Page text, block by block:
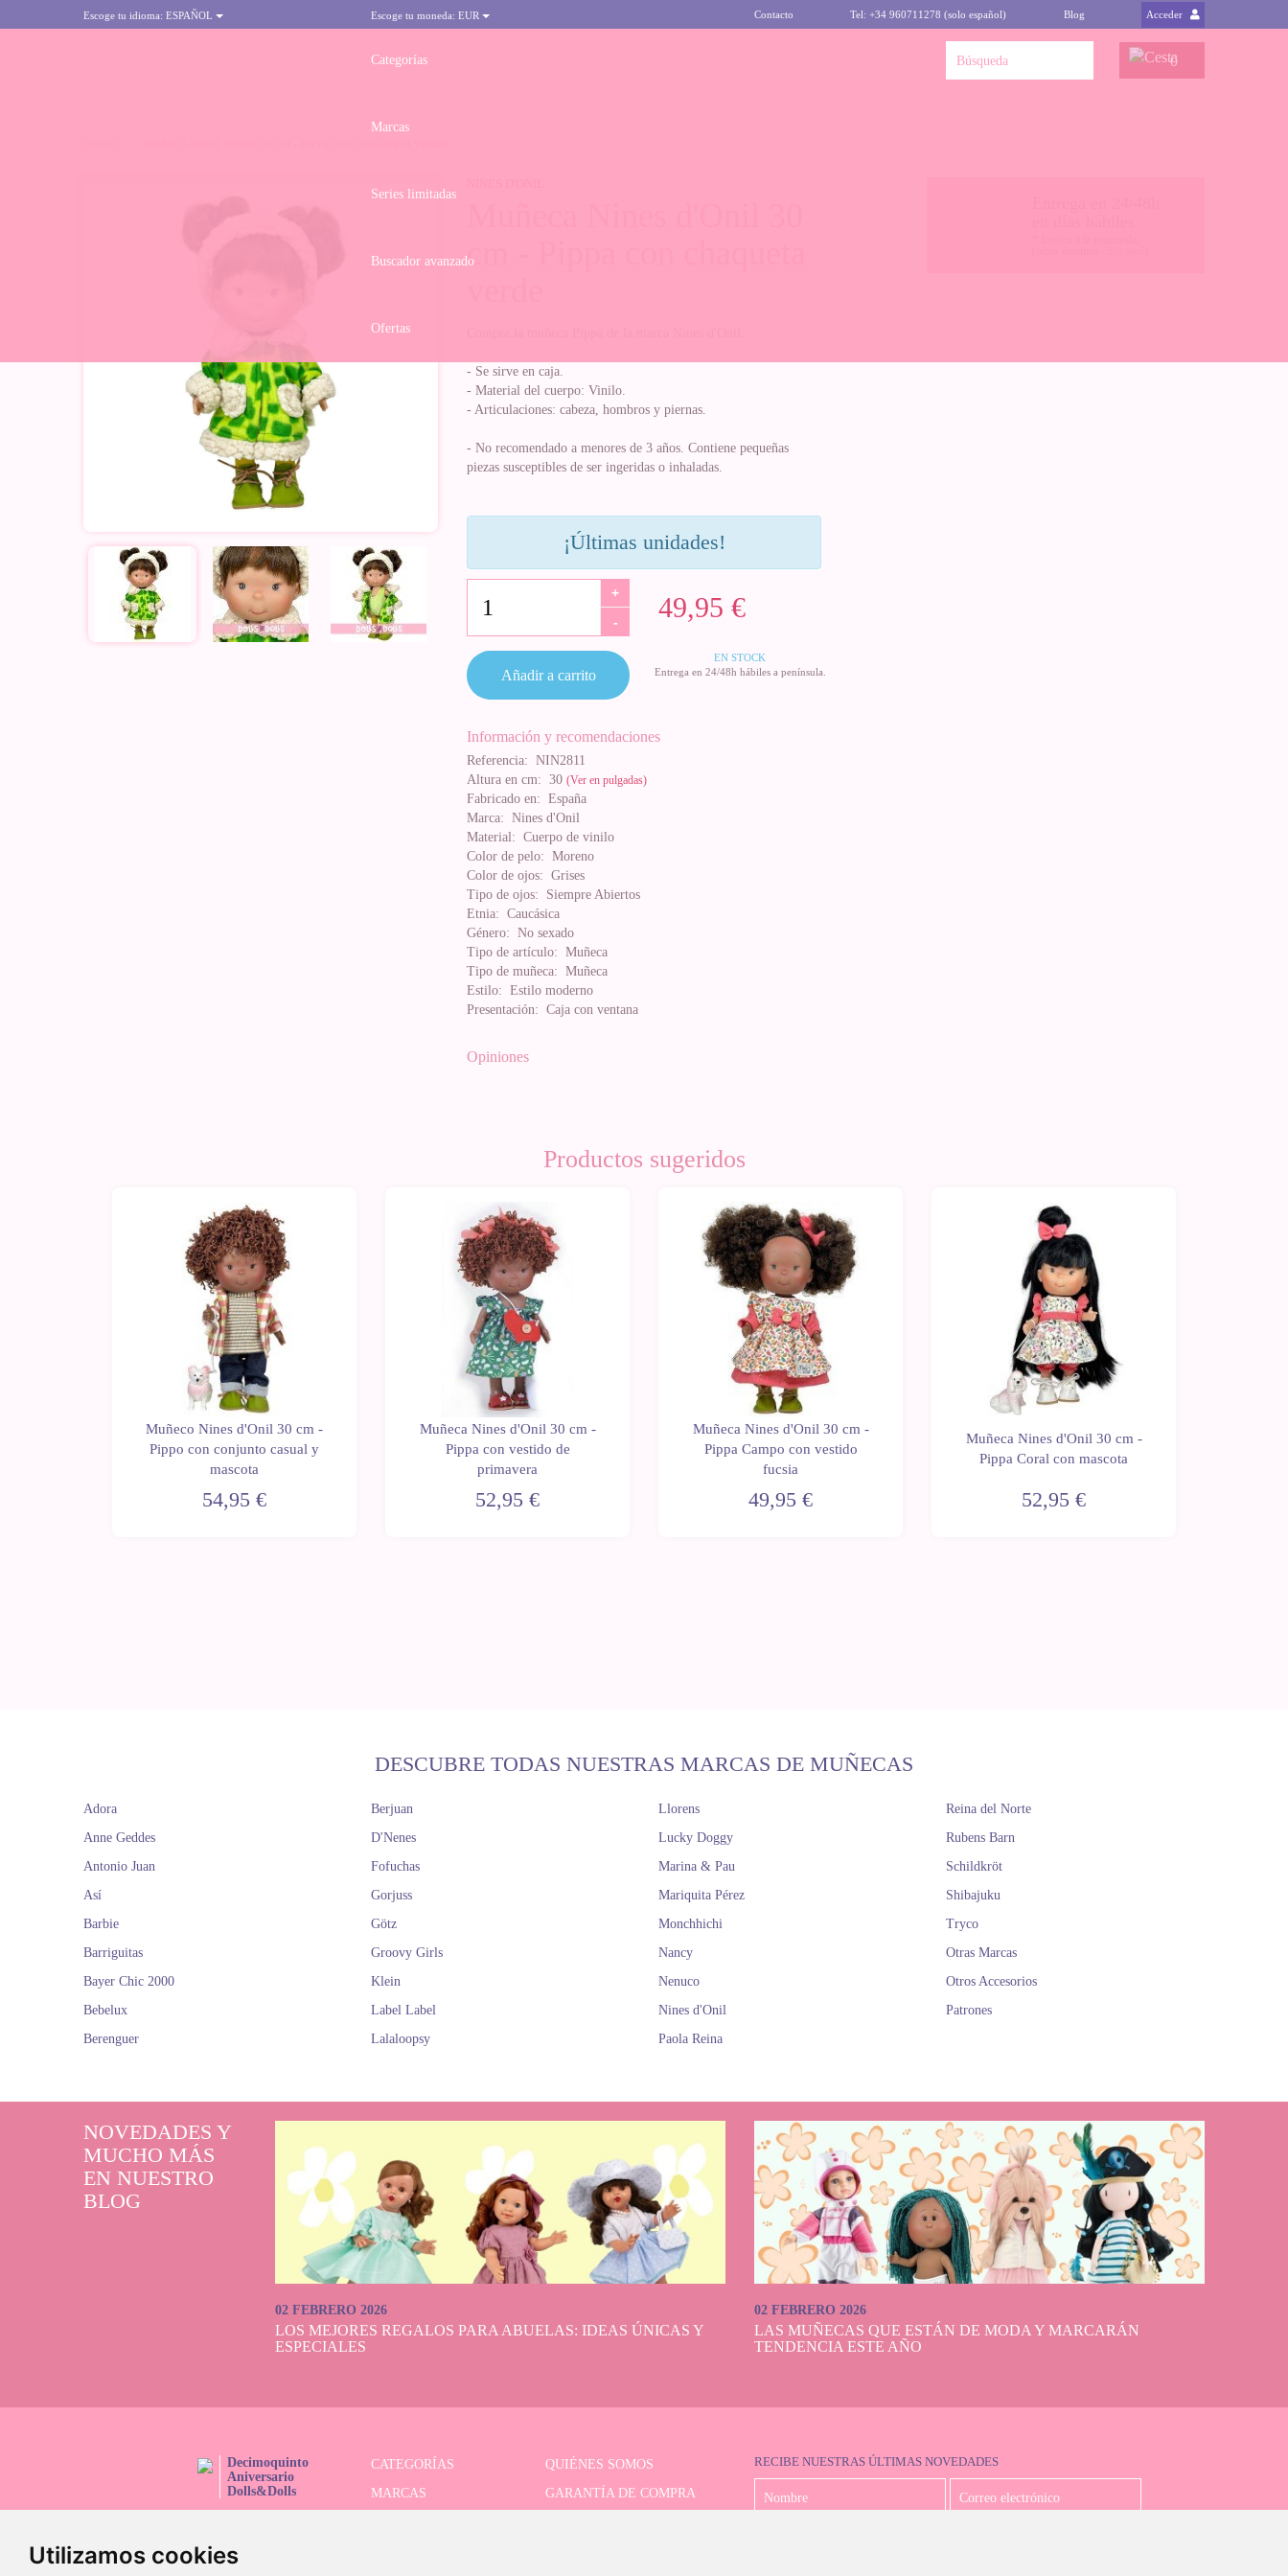
Utilizamos cookies
Escoge tu idioma: ESPAÑOL Escoge tu moneda: EUR Contacto Tel: +34 960711278 (solo español) Blog Acceder
Categorías
Marcas
Series limitadas
Buscador avanzado
Ofertas
0
cm - Pippa con chaqueta
- Se sirve en caja.
- Material del cuerpo: Vinilo.
- Articulaciones: cabeza, hombros y piernas.
- No recomendado a menores de 3 años. Contiene pequeñas
piezas susceptibles de ser ingeridas o inhaladas.
¡Últimas unidades!
49,95 €
+
-
EN STOCK
Entrega en 24/48h hábiles a península.
Añadir a carrito
Información y recomendaciones
Referencia: NIN2811
Altura en cm: 30 (Ver en pulgadas)
Fabricado en: España
Marca: Nines d'Onil
Material: Cuerpo de vinilo
Color de pelo: Moreno
Color de ojos: Grises
Tipo de ojos: Siempre Abiertos
Etnia: Caucásica
Género: No sexado
Tipo de artículo: Muñeca
Tipo de muñeca: Muñeca
Estilo: Estilo moderno
Presentación: Caja con ventana
Opiniones
Productos sugeridos
Muñeco Nines d'Onil 30 cm -
Pippo con conjunto casual y
mascota
54,95 €
Muñeca Nines d'Onil 30 cm -
Pippa con vestido de
primavera
52,95 €
Muñeca Nines d'Onil 30 cm -
Pippa Campo con vestido
fucsia
49,95 €
Muñeca Nines d'Onil 30 cm -
Pippa Coral con mascota
52,95 €
DESCUBRE TODAS NUESTRAS MARCAS DE MUÑECAS
Adora
Anne Geddes
Antonio Juan
Así
Barbie
Barriguitas
Bayer Chic 2000
Bebelux
Berenguer
Berjuan
D'Nenes
Fofuchas
Gorjuss
Götz
Groovy Girls
Klein
Label Label
Lalaloopsy
Llorens
Lucky Doggy
Marina & Pau
Mariquita Pérez
Monchhichi
Nancy
Nenuco
Nines d'Onil
Paola Reina
Reina del Norte
Rubens Barn
Schildkröt
Shibajuku
Tryco
Otras Marcas
Otros Accesorios
Patrones
NOVEDADES Y
MUCHO MÁS
EN NUESTRO
BLOG
02 FEBRERO 2026
LOS MEJORES REGALOS PARA ABUELAS: IDEAS ÚNICAS Y
ESPECIALES
02 FEBRERO 2026
LAS MUÑECAS QUE ESTÁN DE MODA Y MARCARÁN
TENDENCIA ESTE AÑO
Decimoquinto
Aniversario
Dolls&Dolls
CATEGORÍAS
QUIÉNES SOMOS
MARCAS
GARANTÍA DE COMPRA
RECIBE NUESTRAS ÚLTIMAS NOVEDADES